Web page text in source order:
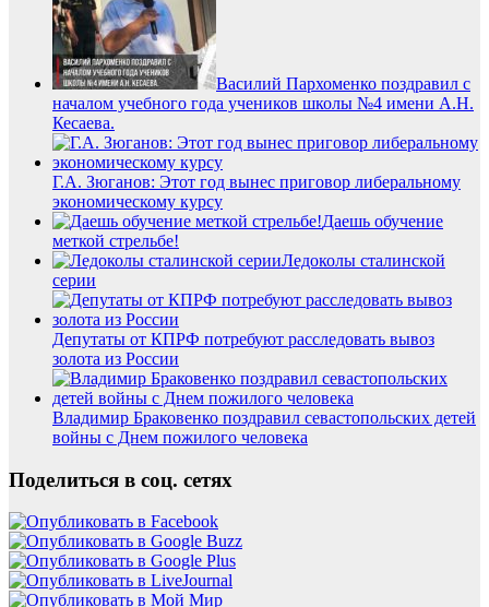
Василий Пархоменко поздравил с
началом учебного года учеников школы №4 имени А.Н.
Кесаева.
Г.А. Зюганов: Этот год вынес приговор либеральному
экономическому курсу
Даешь обучение
меткой стрельбе!
Ледоколы сталинской
серии
Депутаты от КПРФ потребуют расследовать вывоз
золота из России
Владимир Браковенко поздравил севастопольских детей
войны с Днем пожилого человека
Поделиться в соц. сетях